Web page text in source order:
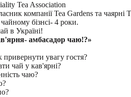
Tea Association
компанії Теа Gardens та чаярні
бізнсі- 4 роки.
в Україні!
амбасадор чаю!?»
увагу гостя?
чай у кав'ярні?
чаю?